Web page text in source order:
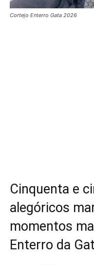
Cortejo Enterro Gata 2026
Cinquenta e
alegóricos
momentos
Enterro da